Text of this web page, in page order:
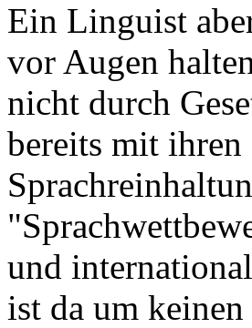
Ein Linguist
vor Augen
nicht durch
bereits mit ihren
und
ist da um